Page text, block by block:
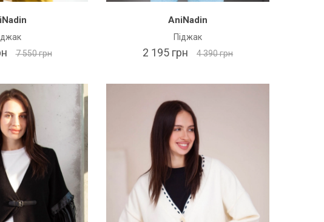
7 550 грн
AniNadin
Піджак
2 195 грн 4 390 грн